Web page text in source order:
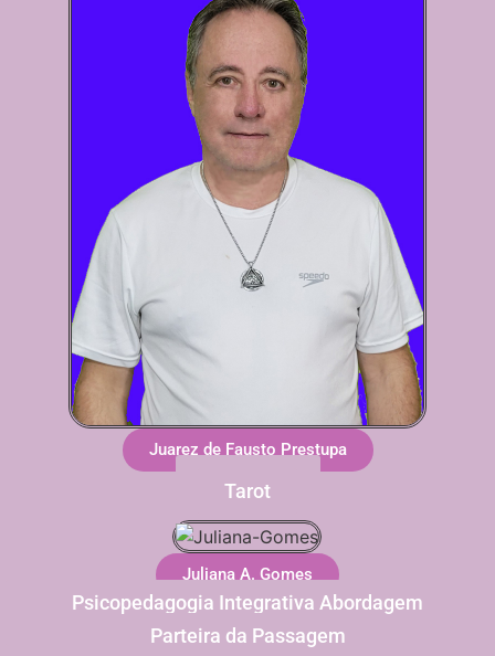
Juarez de Fausto Prestupa
Astrologia
Tarot
Juliana A. Gomes
Psicopedagogia Integrativa Abordagem
Transpessoal
Parteira da Passagem